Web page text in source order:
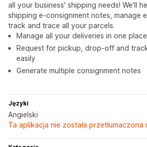
all your business' shipping needs! We'll
shipping e-consignment notes, manage
track and trace all your parcels.
Manage all your deliveries in one
Request for pickup, drop-off and
easily
Generate multiple consignment notes
Języki
Angielski
Ta aplikacja nie została przetłumaczona